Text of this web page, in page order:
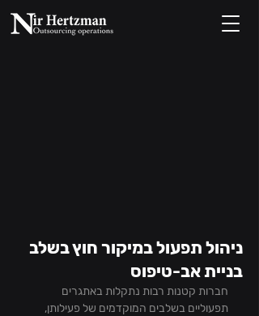
ניהול תפעול במיקור חוץ בשלב
בניית אב-טיפוס
חברות קטנות רבות נתקלות באתגרים
תפעוליים בשלבים המוקדמים של פעילותן,